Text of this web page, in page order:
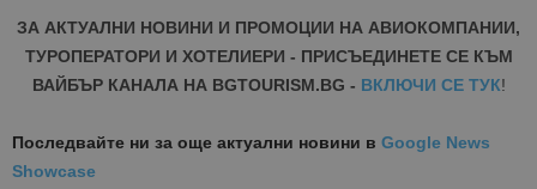
ЗА АКТУАЛНИ НОВИНИ И ПРОМОЦИИ НА АВИОКОМПАНИИ,
ТУРОПЕРАТОРИ И ХОТЕЛИЕРИ - ПРИСЪЕДИНЕТЕ СЕ КЪМ
ВАЙБЪР КАНАЛА НА BGTOURISM.BG - ВКЛЮЧИ СЕ ТУК!
Последвайте ни за още актуални новини в Google News
Showcase